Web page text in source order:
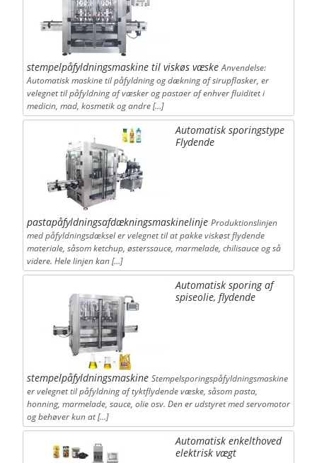
stempelpåfyldningsmaskine til viskøs væske Anvendelse:
Automatisk maskine til påfyldning og dækning af sirupflasker, er
velegnet til påfyldning af væsker og pastaer af enhver fluiditet i
medicin, mad, kosmetik og andre […]
Automatisk sporingstype
Flydende
pastapåfyldningsafdækningsmaskinelinje Produktionslinjen
med påfyldningsdæksel er velegnet til at pakke viskøst flydende
materiale, såsom ketchup, østerssauce, marmelade, chilisauce og så
videre. Hele linjen kan […]
Automatisk sporing af
spiseolie, flydende
stempelpåfyldningsmaskine Stempelsporingspåfyldningsmaskine
er velegnet til påfyldning af tyktflydende væske, såsom pasta,
honning, marmelade, sauce, olie osv. Den er udstyret med servomotor
og behøver kun at […]
Automatisk enkelthoved
elektrisk vægt